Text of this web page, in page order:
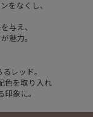
をなくし、
与え、
魅力。
レッド。
色を取り入れ
象に。